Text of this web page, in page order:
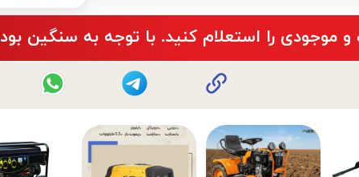
موجودی را استعلام کنید. با توجه به سنگین